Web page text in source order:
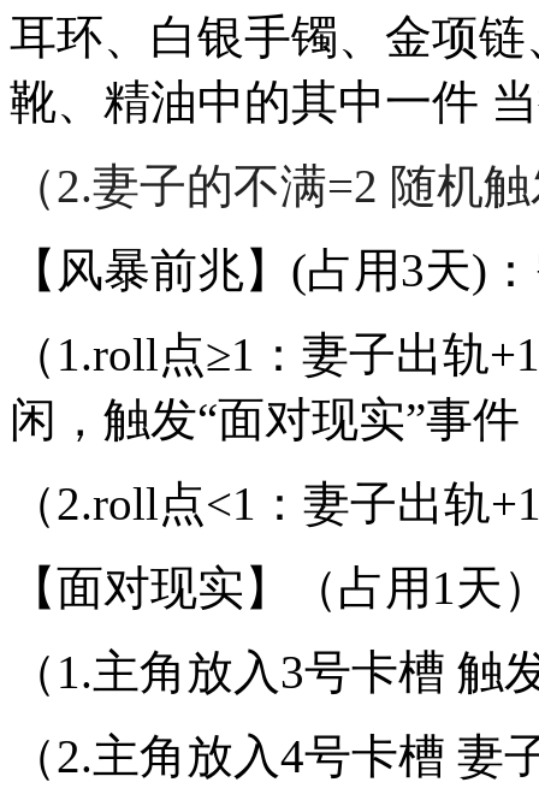
耳环、白银手镯、金项
靴、精油中的其中一件
（2.妻子的不满=2 随机
【风暴前兆】(占用3天)
（1.roll点≥1：妻子出轨
闲，触发“面对现实”事件
（2.roll点<1：妻子出轨
【面对现实】（占用1天
（1.主角放入3号卡槽 触
（2.主角放入4号卡槽 妻